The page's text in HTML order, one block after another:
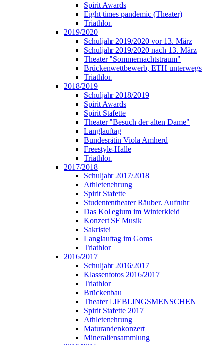
Spirit Awards
Eight times pandemic (Theater)
Triathlon
2019/2020
Schuljahr 2019/2020 vor 13. März
Schuljahr 2019/2020 nach 13. März
Theater "Sommernachtstraum"
Brückenwettbewerb, ETH unterwegs
Triathlon
2018/2019
Schuljahr 2018/2019
Spirit Awards
Spirit Stafette
Theater "Besuch der alten Dame"
Langlauftag
Bundesrätin Viola Amherd
Freestyle-Halle
Triathlon
2017/2018
Schuljahr 2017/2018
Athletenehrung
Spirit Stafette
Studententheater Räuber. Aufruhr
Das Kollegium im Winterkleid
Konzert SF Musik
Sakristei
Langlauftag im Goms
Triathlon
2016/2017
Schuljahr 2016/2017
Klassenfotos 2016/2017
Triathlon
Brückenbau
Theater LIEBLINGSMENSCHEN
Spirit Stafette 2017
Athletenehrung
Maturandenkonzert
Mineraliensammlung